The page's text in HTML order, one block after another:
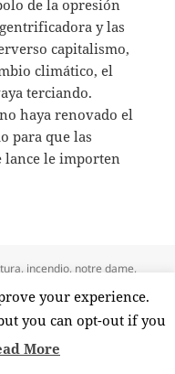
de la opresión
y las
capitalismo,
climático, el
terciando.
haya renovado el
para que las
lance le importen
, incendio, notre dame,
your experience.
you can opt-out if you
More